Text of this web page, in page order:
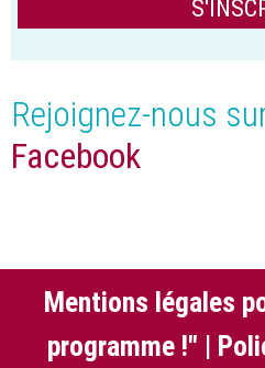
Rejoignez-nous
Facebook
Mentions légales
programme !" |